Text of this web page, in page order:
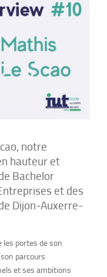
notre
hauteur et
Bachelor
et des
Dijon-Auxerre-
portes de son
parcours
et ses ambitions